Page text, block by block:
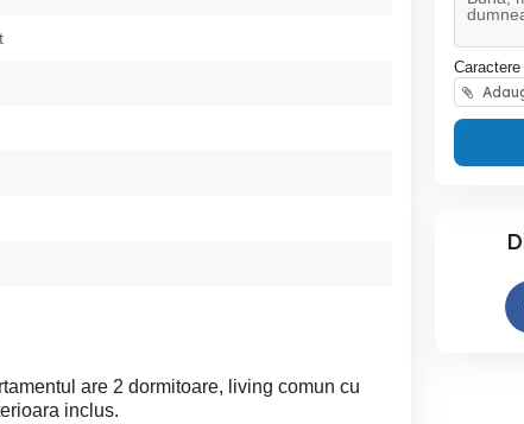
are 2 dormitoare, living comun cu
inclus.